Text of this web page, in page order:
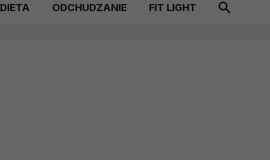
DIETA ODCHUDZANIE FIT LIGHT